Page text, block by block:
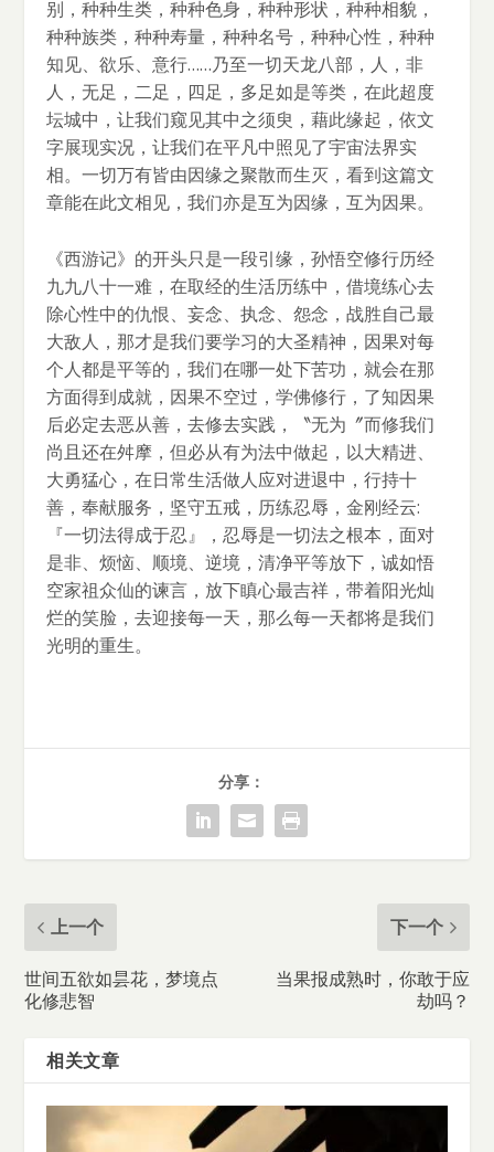
别，种种生类，种种色身，种种形状，种种相貌，
种种族类，种种寿量，种种名号，种种心性，种种
知见、欲乐、意行……乃至一切天龙八部，人，非
人，无足，二足，四足，多足如是等类，在此超度
坛城中，让我们窥见其中之须臾，藉此缘起，依文
字展现实况，让我们在平凡中照见了宇宙法界实
相。一切万有皆由因缘之聚散而生灭，看到这篇文
章能在此文相见，我们亦是互为因缘，互为因果。
《西游记》的开头只是一段引缘，孙悟空修行历经
九九八十一难，在取经的生活历练中，借境练心去
除心性中的仇恨、妄念、执念、怨念，战胜自己最
大敌人，那才是我们要学习的大圣精神，因果对每
个人都是平等的，我们在哪一处下苦功，就会在那
方面得到成就，因果不空过，学佛修行，了知因果
后必定去恶从善，去修去实践，〝无为〞而修我们
尚且还在舛摩，但必从有为法中做起，以大精进、
大勇猛心，在日常生活做人应对进退中，行持十
善，奉献服务，坚守五戒，历练忍辱，金刚经云:
『一切法得成于忍』，忍辱是一切法之根本，面对
是非、烦恼、顺境、逆境，清净平等放下，诚如悟
空家祖众仙的谏言，放下瞋心最吉祥，带着阳光灿
烂的笑脸，去迎接每一天，那么每一天都将是我们
光明的重生。
分享：
上一个
世间五欲如昙花，梦境点
化修悲智
下一个
当果报成熟时，你敢于应
劫吗？
相关文章